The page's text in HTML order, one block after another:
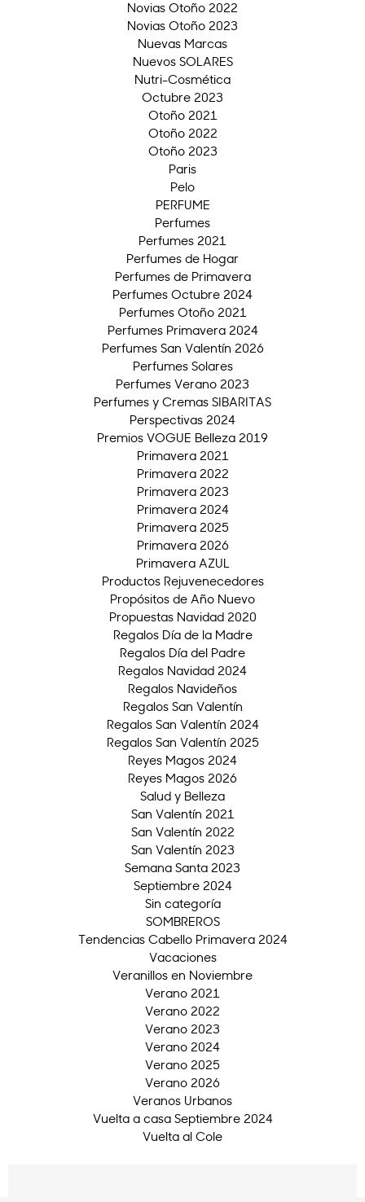
Novias Otoño 2022
Novias Otoño 2023
Nuevas Marcas
Nuevos SOLARES
Nutri-Cosmética
Octubre 2023
Otoño 2021
Otoño 2022
Otoño 2023
Paris
Pelo
PERFUME
Perfumes
Perfumes 2021
Perfumes de Hogar
Perfumes de Primavera
Perfumes Octubre 2024
Perfumes Otoño 2021
Perfumes Primavera 2024
Perfumes San Valentín 2026
Perfumes Solares
Perfumes Verano 2023
Perfumes y Cremas SIBARITAS
Perspectivas 2024
Premios VOGUE Belleza 2019
Primavera 2021
Primavera 2022
Primavera 2023
Primavera 2024
Primavera 2025
Primavera 2026
Primavera AZUL
Productos Rejuvenecedores
Propósitos de Año Nuevo
Propuestas Navidad 2020
Regalos Día de la Madre
Regalos Día del Padre
Regalos Navidad 2024
Regalos Navideños
Regalos San Valentín
Regalos San Valentín 2024
Regalos San Valentín 2025
Reyes Magos 2024
Reyes Magos 2026
Salud y Belleza
San Valentín 2021
San Valentín 2022
San Valentín 2023
Semana Santa 2023
Septiembre 2024
Sin categoría
SOMBREROS
Tendencias Cabello Primavera 2024
Vacaciones
Veranillos en Noviembre
Verano 2021
Verano 2022
Verano 2023
Verano 2024
Verano 2025
Verano 2026
Veranos Urbanos
Vuelta a casa Septiembre 2024
Vuelta al Cole